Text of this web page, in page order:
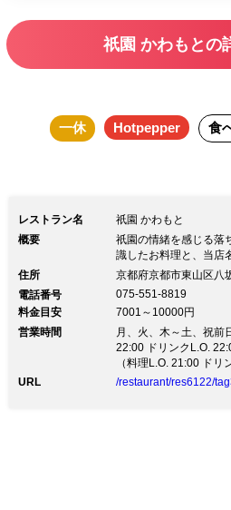
祇園 かわもとの
一休 Hotpepper 食
レストラン名
祇園 かわもと
概要
祇園の情緒を感じる落
識したお料理と、当店
住所
京都府京都市東山区八
電話番号
075-551-8819
料金目安
7001～10000円
営業時間
月、火、木～土、祝前
22:00 ドリンクL.O.
（料理L.O. 21:00 ドリ
URL
/restaurant/res6122/